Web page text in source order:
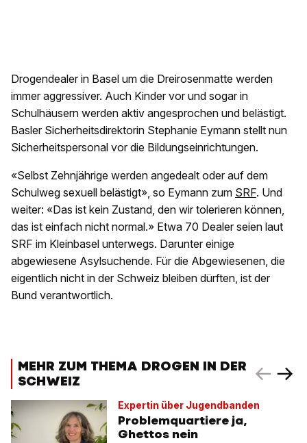
Drogendealer in Basel um die Dreirosenmatte werden
immer aggressiver. Auch Kinder vor und sogar in
Schulhäusern werden aktiv angesprochen und belästigt.
Basler Sicherheitsdirektorin Stephanie Eymann stellt nun
Sicherheitspersonal vor die Bildungseinrichtungen.
«Selbst Zehnjährige werden angedealt oder auf dem
Schulweg sexuell belästigt», so Eymann zum SRF. Und
weiter: «Das ist kein Zustand, den wir tolerieren können,
das ist einfach nicht normal.» Etwa 70 Dealer seien laut
SRF im Kleinbasel unterwegs. Darunter einige
abgewiesene Asylsuchende. Für die Abgewiesenen, die
eigentlich nicht in der Schweiz bleiben dürften, ist der
Bund verantwortlich.
MEHR ZUM THEMA DROGEN IN DER
SCHWEIZ
Expertin über Jugendbanden
Problemquartiere ja,
Ghettos nein